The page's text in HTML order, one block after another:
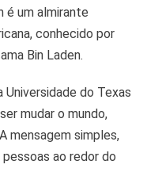
é um almirante
conhecido por
Bin Laden.
Universidade do Texas
mudar o mundo,
mensagem simples,
ao redor do